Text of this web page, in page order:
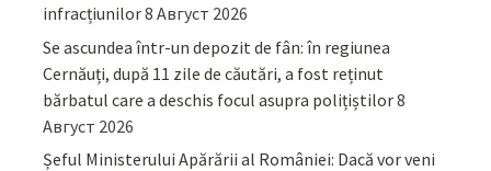
infracțiunilor8 Август 2026
Se ascundea într-un depozit de fân: în regiunea
Cernăuți, după 11 zile de căutări, a fost reținut
bărbatul care a deschis focul asupra polițiștilor8
Август 2026
Șeful Ministerului Apărării al României: Dacă vor veni